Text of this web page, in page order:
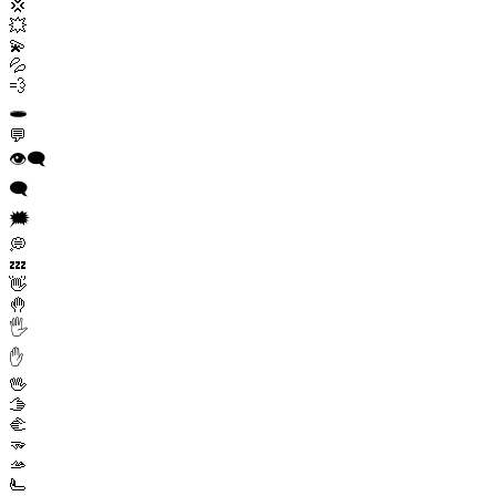
💢
💥
💫
💦
💨
🕳️
💬
👁️‍🗨️
🗨️
🗯️
💭
💤
👋
🤚
🖐️
✋
🖖
🫱
🫲
🫳
🫴
🫷